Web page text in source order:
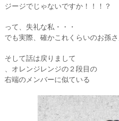
ジージでじゃないですか！！！？
って、失礼な私・・・
でも実際、確かこれくらいのお孫さ
そして話は戻りまして
、オレンジレンジの２段目の
右端のメンバーに似ている